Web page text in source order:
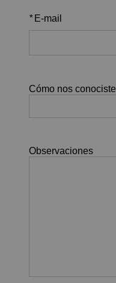
* E-mail
Cómo nos conociste
Observaciones